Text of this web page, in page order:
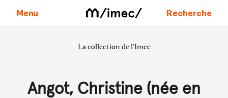
Menu Recherche
La collection de l’Imec
Angot, Christine (née en